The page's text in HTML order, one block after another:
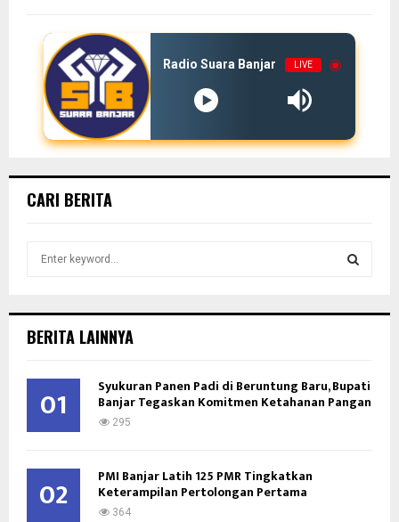
Radio Suara Banjar LIVE
CARI BERITA
h
o
R
BERITA LAINNYA
01 Syukuran Panen Padi di Beruntung Baru, Bupati
Banjar Tegaskan Komitmen Ketahanan Pangan
295
02 PMI Banjar Latih 125 PMR Tingkatkan
Keterampilan Pertolongan Pertama
364